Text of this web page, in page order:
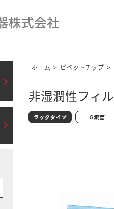
ホーム > ピペットチップ >
非湿潤性フィ